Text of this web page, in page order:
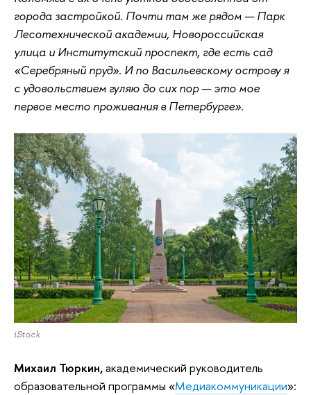
города застройкой. Почти там же рядом — Парк
Лесотехнической академии, Новороссийская
улица и Институтский проспект, где есть сад
«Серебряный пруд». И по Васильевскому острову я
с удовольствием гуляю до сих пор — это мое
первое место проживания в Петербурге».
iStock
Михаил Тюркин,академический руководитель
образовательной программы «Медиакоммуникации»: